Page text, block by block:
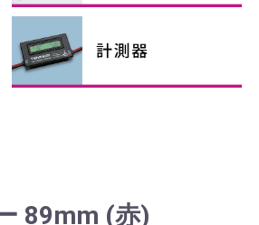
APCプロペラ
その他プロペラ
89mm (赤)